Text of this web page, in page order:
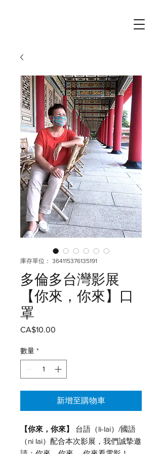
庫存單位： 364115376135191
多倫多台灣影展
【你來，你來】口
罩
CA$10.00
數量 *
新增至購物車
【你來，你來】 台語（li-lai）/國語
（ni lai）配合本次影展，我們誠摯邀